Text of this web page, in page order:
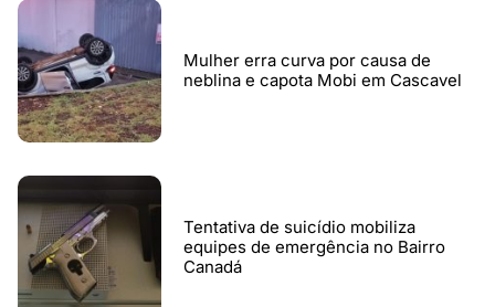
Mulher erra curva por causa de
neblina e capota Mobi em Cascavel
Tentativa de suicídio mobiliza
equipes de emergência no Bairro
Canadá